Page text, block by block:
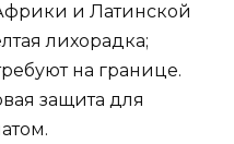
и Латинской
лихорадка;
на границе.
защита для